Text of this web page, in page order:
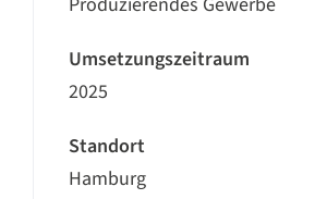
Umsetzungszeitraum
2025
Standort
Hamburg